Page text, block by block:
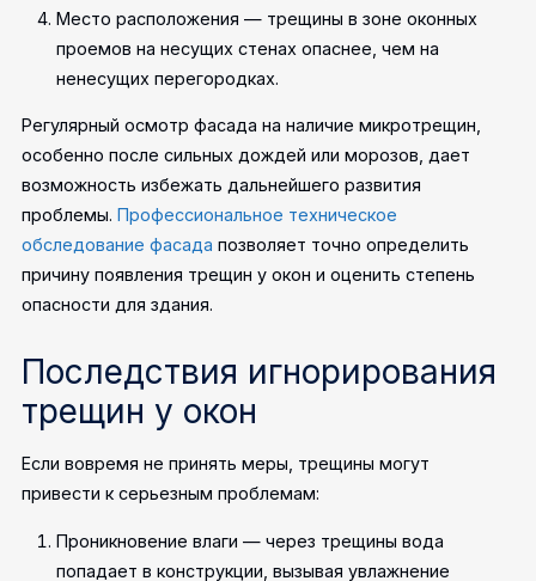
Место расположения — трещины в зоне оконных
проемов на несущих стенах опаснее, чем на
ненесущих перегородках.
Регулярный осмотр фасада на наличие микротрещин,
особенно после сильных дождей или морозов, дает
возможность избежать дальнейшего развития
проблемы. Профессиональное техническое
обследование фасада позволяет точно определить
причину появления трещин у окон и оценить степень
опасности для здания.
Последствия игнорирования
трещин у окон
Если вовремя не принять меры, трещины могут
привести к серьезным проблемам:
Проникновение влаги — через трещины вода
попадает в конструкции, вызывая увлажнение